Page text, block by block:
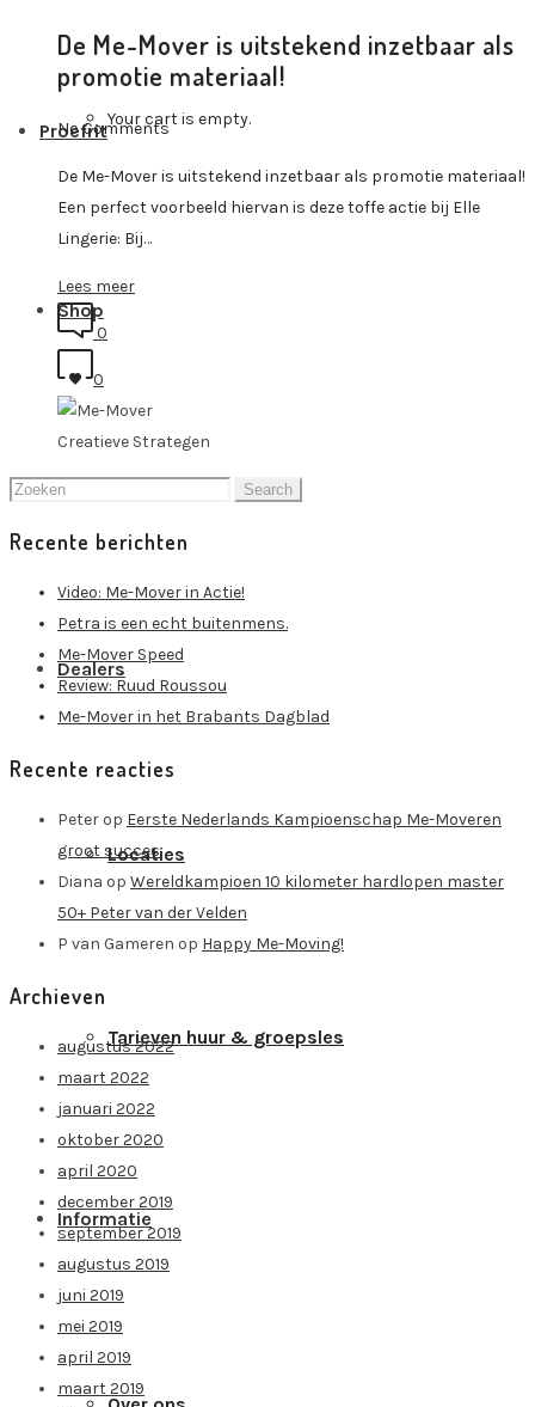
Your cart is empty.
Proefrit
Shop
Accessoires
Dealers
Locaties
Tarieven huur & groepsles
Informatie
De Me-Mover is uitstekend inzetbaar als
promotie materiaal!
No Comments
De Me-Mover is uitstekend inzetbaar als promotie materiaal!
Een perfect voorbeeld hiervan is deze toffe actie bij Elle
Lingerie: Bij…
Lees meer
0
0
Creatieve Strategen
Search
Recente berichten
Video: Me-Mover in Actie!
Petra is een echt buitenmens.
Me-Mover Speed
Review: Ruud Roussou
Me-Mover in het Brabants Dagblad
Recente reacties
Peter op Eerste Nederlands Kampioenschap Me-Moveren
groot succes
Diana op Wereldkampioen 10 kilometer hardlopen master
50+ Peter van der Velden
P van Gameren op Happy Me-Moving!
Archieven
augustus 2022
maart 2022
januari 2022
oktober 2020
april 2020
december 2019
september 2019
augustus 2019
juni 2019
mei 2019
april 2019
maart 2019